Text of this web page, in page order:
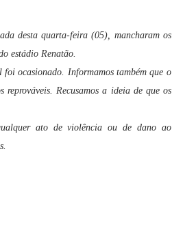
desta quarta-feira (05), mancharam os
estádio Renatão.
ocasionado. Informamos também que o
Recusamos a ideia de que os
ato de violência ou de dano ao